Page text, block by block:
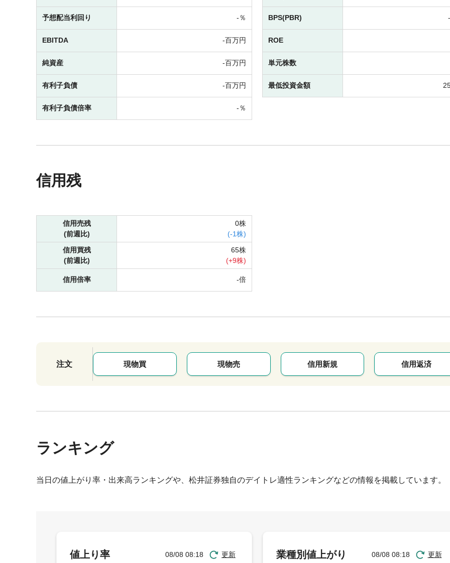
予想配当利回り -％
EBITDA -百万円
純資産 -百万円
有利子負債 -百万円
有利子負債倍率 -％
BPS(PBR)
ROE
単元株数
最低投資金額
信用残
信用売残
(前週比)
0株
(-1株)
信用買残
(前週比)
65株
(+9株)
信用倍率 -倍
注文 現物買 現物売 信用新規 信用返済
ランキング
当日の値上がり率・出来高ランキングや、松井証券独自のデイトレ適性ランキングなどの情報を掲載しています。